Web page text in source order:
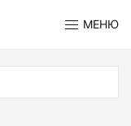
МЕНЮ